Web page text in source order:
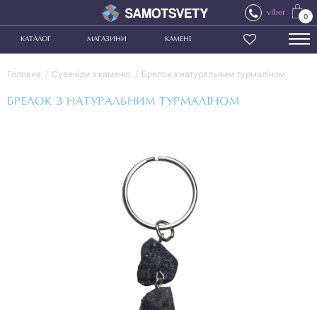
viber 0
КАТАЛОГ МАГАЗИНИ КАМЕНІ
Головна Сувеніри з каменю Брелок з натуральним турмаліном
БРЕЛОК З НАТУРАЛЬНИМ ТУРМАЛІНОМ